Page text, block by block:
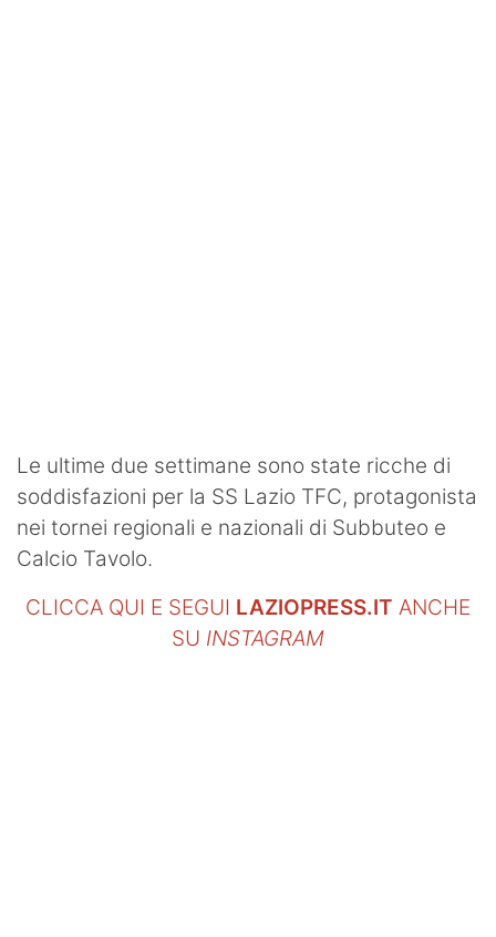
Le ultime due settimane sono state ricche di
soddisfazioni per la SS Lazio TFC, protagonista
nei tornei regionali e nazionali di Subbuteo e
Calcio Tavolo.
CLICCA QUI E SEGUI LAZIOPRESS.IT ANCHE
SU INSTAGRAM